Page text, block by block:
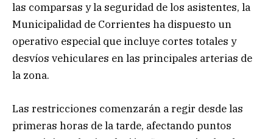
las comparsas y la seguridad de los asistentes, la
Municipalidad de Corrientes ha dispuesto un
operativo especial que incluye cortes totales y
desvíos vehiculares en las principales arterias de
la zona.
Las restricciones comenzarán a regir desde las
primeras horas de la tarde, afectando puntos